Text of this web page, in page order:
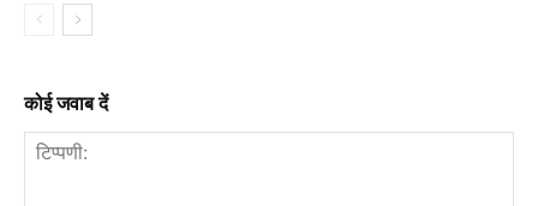
कोई जवाब दें